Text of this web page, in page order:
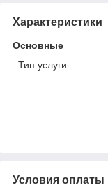
Характеристики
Основные
Тип услуги
Условия оплаты